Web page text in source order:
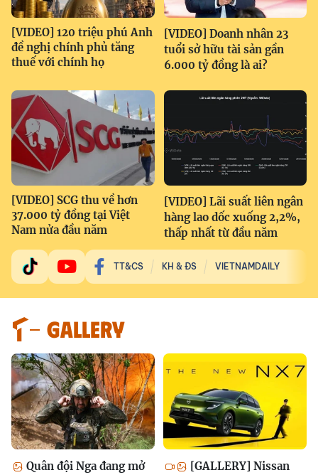
[VIDEO] 120 triệu phú Anh
đề nghị chính phủ tăng
thuế với chính họ
[VIDEO] Doanh nhân 23
tuổi sở hữu tài sản gần
6.000 tỷ đồng là ai?
[VIDEO] SCG thu về hơn
37.000 tỷ đồng tại Việt
Nam nửa đầu năm
[VIDEO] Lãi suất liên ngân
hàng lao dốc xuống 2,2%,
thấp nhất từ đầu năm
TT&CS KH & ĐS VIETNAMDAILY
GALLERY
Quân đội Nga đang mở
[GALLERY] Nissan